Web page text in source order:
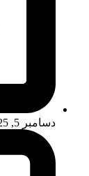
دسامبر 5, 2025